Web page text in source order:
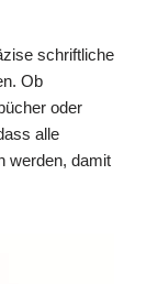
schriftliche
Ob
oder
alle
werden, damit